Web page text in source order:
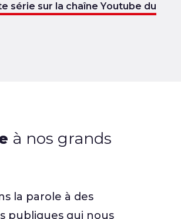
série sur la chaîne Youtube du
à nos grands
la parole à des
publiques qui nous